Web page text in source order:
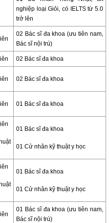
nghiệp loại Giỏi, có IELTS từ 5.0
trở lên
02 Bác sĩ đa khoa (ưu tiên nam,
Bác sĩ nội trú)
02 Bác sĩ đa khoa
02 Bác sĩ đa khoa
01 Bác sĩ đa khoa
01 Bác sĩ đa khoa
01 Cử nhân kỹ thuật y học
01 Bác sĩ đa khoa
01 Cử nhân kỹ thuật y học
01 Bác sĩ đa khoa (ưu tiên nam,
Bác sĩ nội trú)